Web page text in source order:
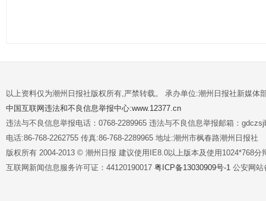
以上资料仅为潮州日报社版权所有,严禁转载。 承办单位:潮州日报社新媒体
中国互联网违法和不良信息举报中心:www.12377.cn
违法与不良信息举报电话：0768-2289965 违法与不良信息举报邮箱：
电话:86-768-2262755 传真:86-768-2289965 地址:潮州市枫春路潮州日报社
版权所有 2004-2013 © 潮州日报 建议使用IE8.0以上版本及使用1024*768分
互联网新闻信息服务许可证：44120190017 粤ICP备13030909号-1 公安网站